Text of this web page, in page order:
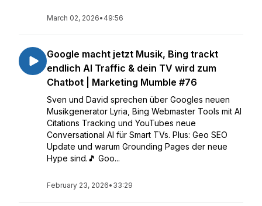
March 02, 2026• 49:56
Google macht jetzt Musik, Bing trackt
endlich AI Traffic & dein TV wird zum
Chatbot | Marketing Mumble #76
Sven und David sprechen über Googles neuen
Musikgenerator Lyria, Bing Webmaster Tools mit AI
Citations Tracking und YouTubes neue
Conversational AI für Smart TVs. Plus: Geo SEO
Update und warum Grounding Pages der neue
Hype sind.🎵 Goo...
February 23, 2026• 33:29